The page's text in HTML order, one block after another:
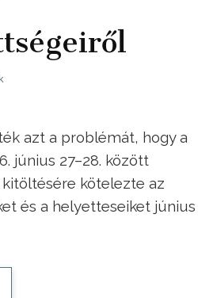
azt a problémát, hogy a
június 27–28. között
kötelezte az
és a helyetteseiket június